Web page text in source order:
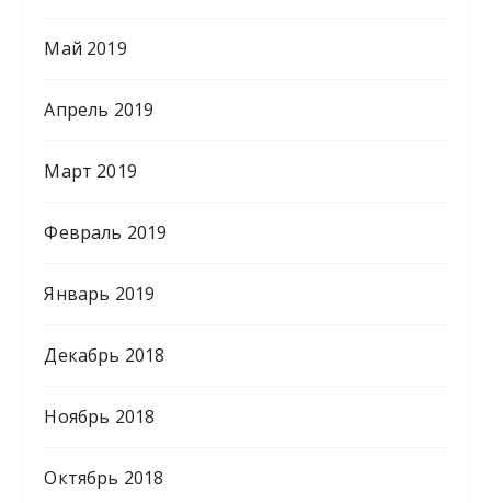
Май 2019
Апрель 2019
Март 2019
Февраль 2019
Январь 2019
Декабрь 2018
Ноябрь 2018
Октябрь 2018